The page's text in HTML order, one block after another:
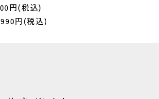
円(税込)
円(税込)